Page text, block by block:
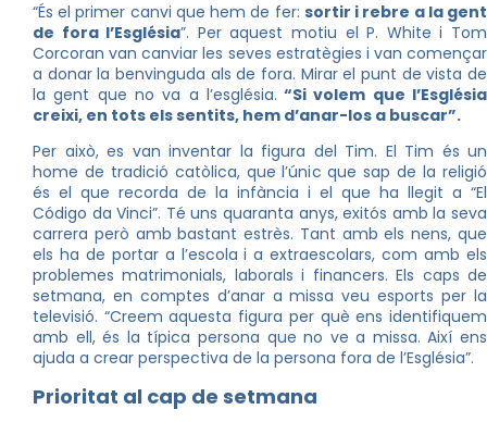
“És el primer canvi que hem de fer: sortir i rebre a la gent
de fora l’Església”. Per aquest motiu el P. White i Tom
Corcoran van canviar les seves estratègies i van començar
a donar la benvinguda als de fora. Mirar el punt de vista de
la gent que no va a l’església. “Si volem que l’Església
creixi, en tots els sentits, hem d’anar-los a buscar”.
Per això, es van inventar la figura del Tim. El Tim és un
home de tradició catòlica, que l’únic que sap de la religió
és el que recorda de la infància i el que ha llegit a “El
Código da Vinci”. Té uns quaranta anys, exitós amb la seva
carrera però amb bastant estrès. Tant amb els nens, que
els ha de portar a l’escola i a extraescolars, com amb els
problemes matrimonials, laborals i financers. Els caps de
setmana, en comptes d’anar a missa veu esports per la
televisió. “Creem aquesta figura per què ens identifiquem
amb ell, és la típica persona que no ve a missa. Així ens
ajuda a crear perspectiva de la persona fora de l’Església”.
Prioritat al cap de setmana